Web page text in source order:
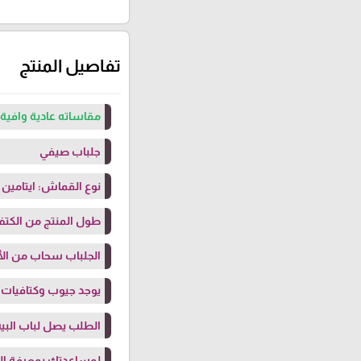
تفاصيل المنتج
مقاساته عادية
جلباب صيفي
نوع القماش:
طول المنتج من الكتف: 145 سم (بلبس حتى
الجلباب سحاب من
يوجد جيوب وكتافيات
الطلب يصل لباب